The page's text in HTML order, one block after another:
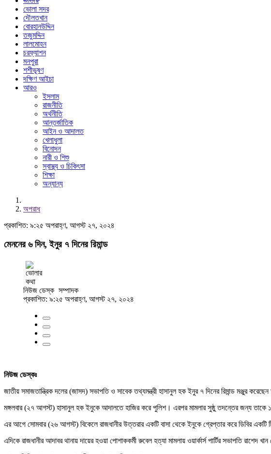
ভোলা সদর
দৌলতখান
বোরহানউদ্দিন
তজুমদ্দিন
লালমোহন
চরফ্যাশন
মনপুরা
শশীভূষণ
দক্ষিণ আইচা
আরও
ইসলাম
রাজনীতি
অর্থনীতি
আন্তর্জাতিক
আইন ও আদালত
খেলাধুলা
বিনোদন
নারী ও শিশু
স্বাস্থ্য ও চিকিৎসা
শিক্ষা
অন্যান্য
অপরাধ
প্রকাশিত: ৯:২৫ অপরাহ্ণ, আগস্ট ২৭, ২০২৪
মেননের ৬ দিন, ইনুর ৭ দিনের রিমান্ড
নিউজ ডেস্ক সম্পাদক
প্রকাশিত: ৯:২৫ অপরাহ্ণ, আগস্ট ২৭, ২০২৪
নিউজ ডেস্কঃ
জাতীয় সমাজতান্ত্রিক দলের (জাসদ) সভাপতি ও সাবেক তথ্যমন্ত্রী হাসানুল হক ইনুর ৭ দিনের রিমান্ড মঞ্জুর
মঙ্গলবার (২৭ আগস্ট) হাসানুল হক ইনুকে আদালতে হাজির করে পুলিশ। এরপর মামলার সুষ্ঠু তদন্তের জন্য তাকে ১০
এর আগে সোমবার (২৬ আগস্ট) বিকেলে রাজধানীর উত্তরার একটি বাসা থেকে ইনুকে গ্রেপ্তার করে ডিবির একটি
এদিকে রাজধানীর আদাবর থানায় দায়ের হওয়া পোশাককর্মী রুবেল হত্যা মামলায় ওয়ার্কার্স পার্টির সভাপতি রাশেদ